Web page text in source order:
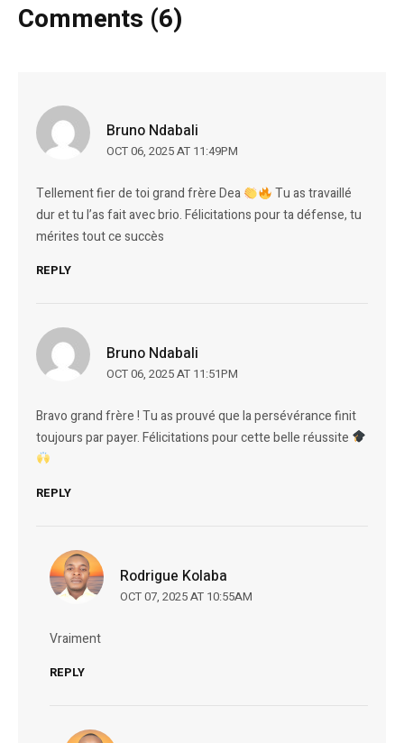
Comments (6)
Bruno Ndabali
OCT 06, 2025 AT 11:49PM
Tellement fier de toi grand frère Dea
Tu as travaillé
dur et tu l’as fait avec brio. Félicitations pour ta défense, tu
mérites tout ce succès
REPLY
Bruno Ndabali
OCT 06, 2025 AT 11:51PM
Bravo grand frère ! Tu as prouvé que la persévérance finit
toujours par payer. Félicitations pour cette belle réussite
REPLY
Rodrigue Kolaba
OCT 07, 2025 AT 10:55AM
Vraiment
REPLY